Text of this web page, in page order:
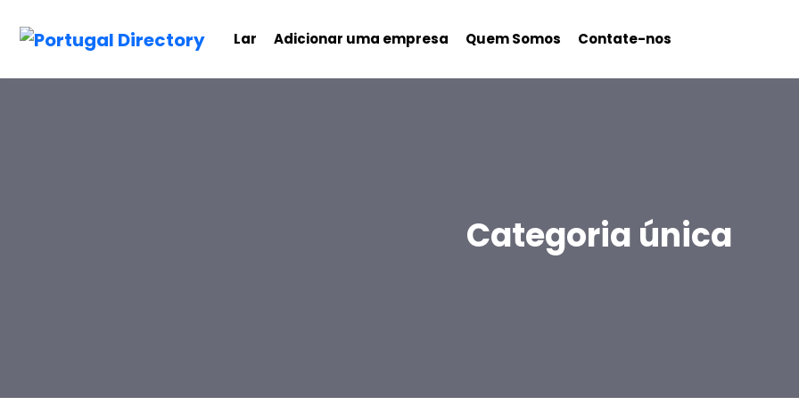
Lar Adicionar uma empresa Quem Somos Contate-nos
Categoria única